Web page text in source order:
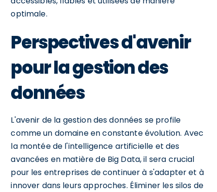
optimale.
Perspectives d'avenir
pour la gestion des
données
L'avenir de la gestion des données se profile
comme un domaine en constante évolution. Avec
la montée de l'intelligence artificielle et des
avancées en matière de Big Data, il sera crucial
pour les entreprises de continuer à s'adapter et à
innover dans leurs approches. Éliminer les silos de